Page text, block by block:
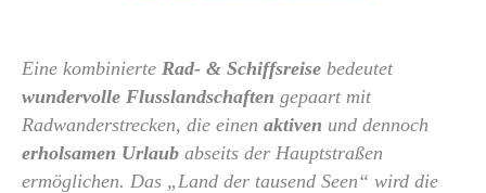
Eine kombinierte Rad- & Schiffsreise bedeutet
wundervolle Flusslandschaften gepaart mit
Radwanderstrecken, die einen aktiven und dennoch
erholsamen Urlaub abseits der Hauptstraßen
ermöglichen. Das „Land der tausend Seen“ wird die